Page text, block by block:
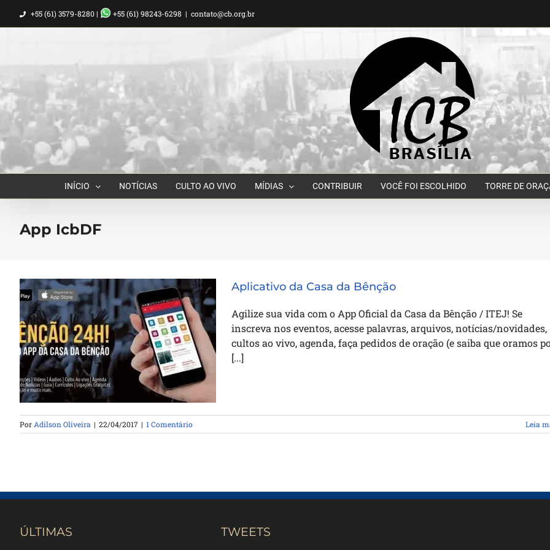
para
+55 (61) 3579-8280 | +55 (61) 98243-6298 | contato@cb.org.br
INÍCIO NOTÍCIAS CULTO AO VIVO MÍDIAS CONTRIBUIR VOCÊ FOI ESCOLHIDO TORRE DE
App IcbDF
Aplicativo da Casa da Bênção
Aplicativo da Casa da Bênção
Agilize sua vida com o App Oficial da Casa da Bênção / ITEJ! Se
inscreva nos eventos, acesse palavras, arquivos, notícias/novidades,
cultos ao vivo, agenda, faça pedidos de oração (e saiba que oramos
[...]
Por Adilson Oliveira | 22/04/2017 | 1 Comentário Leia
ÚLTIMAS TWEETS